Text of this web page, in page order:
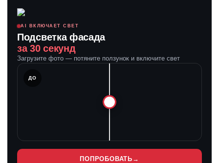
AI ВКЛЮЧАЕТ СВЕТ
Подсветка фасада
за 30 секунд
Загрузите фото — потяните ползунок и включите свет
ДО
ПОПРОБОВАТЬ →